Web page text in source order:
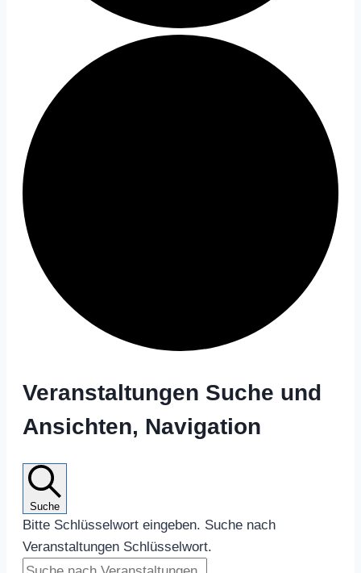
Veranstaltungen
Veranstaltungen Suche und
Ansichten, Navigation
Suche
Bitte Schlüsselwort eingeben. Suche nach
Veranstaltungen Schlüsselwort.